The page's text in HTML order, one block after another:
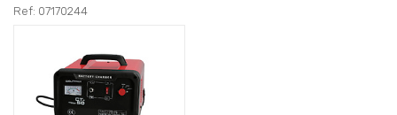
Ref: 07170244